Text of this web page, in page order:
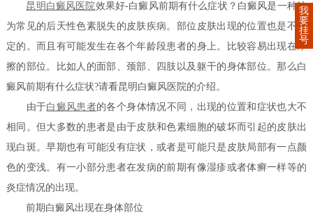
昆明白癜风医院效果好-白癜风前期有什么症状？白癜风是一种较
为常见的后天性色素脱失的皮肤疾病。部位皮肤出现的位置也是不固
定的。而且有可能发生在各个年龄段患者的身上。比较容易出现在摩
擦的部位。比如人的面部、颈部、四肢以及躯干的身体部位。那么白
癜风前期有什么症状?请看昆明白癜风医院的介绍。
由于白癜风患者的各个身体情况不同，出现的位置和症状也大不
相同。但大多数的患者是由于皮肤和色素细胞的破坏而引起的皮肤出
现白斑。早期也有可能没有症状，或者是可能只是皮肤局部有一点颜
色的变浅。有一小部分患者在发病的前期有像湿疹或者体癣一样等的
炎症情况的出现。
前期白癜风出现在身体部位
我
要
挂
号